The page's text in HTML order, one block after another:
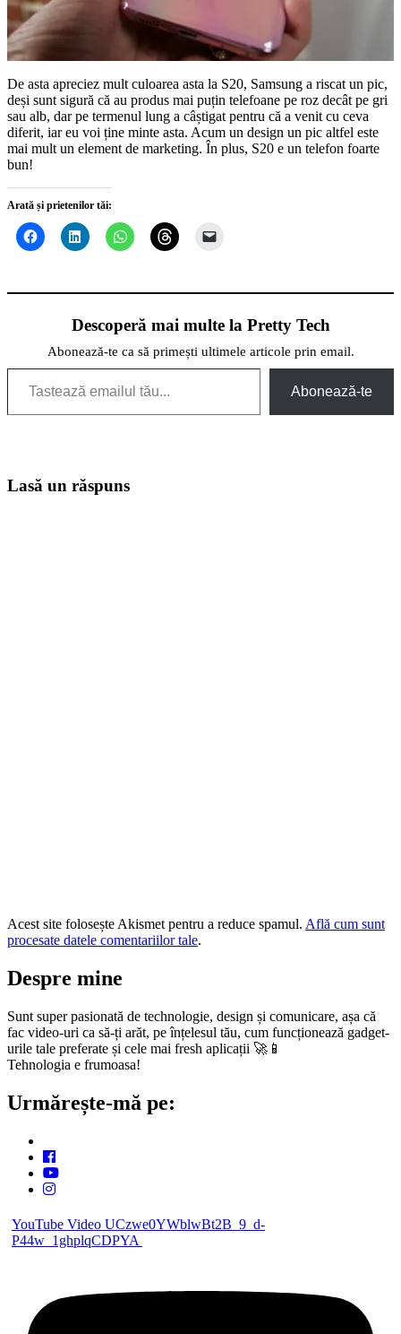
De asta apreciez mult culoarea asta la S20, Samsung a riscat un pic,
deși sunt sigură că au produs mai puțin telefoane pe roz decât pe gri
sau alb, dar pe termenul lung a câștigat pentru că a venit cu ceva
diferit, iar eu voi ține minte asta. Acum un design un pic altfel este
mai mult un element de marketing. În plus, S20 e un telefon foarte
bun!
Arată și prietenilor tăi:
Descoperă mai multe la Pretty Tech
Abonează-te ca să primești ultimele articole prin email.
Tastează emailul tău...
Abonează-te
Lasă un răspuns
Acest site folosește Akismet pentru a reduce spamul. Află cum sunt
procesate datele comentariilor tale.
Despre mine
Sunt super pasionată de technologie, design și comunicare, așa că
fac video-uri ca să-ți arăt, pe înțelesul tău, cum funcționează gadget-
urile tale preferate și cele mai fresh aplicații 🚀📱
Tehnologia e frumoasa!
Urmărește-mă pe:
YouTube Video UCzwe0YWblwBt2B_9_d-
P44w_1ghplqCDPYA